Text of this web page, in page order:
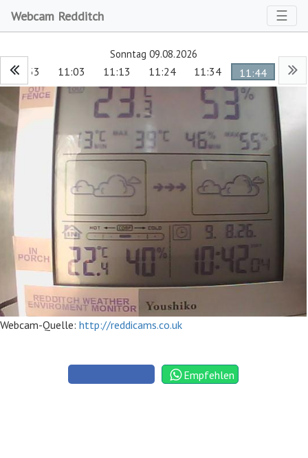
Webcam Redditch ☰
Sonntag 09.08.2026
10:53 11:03 11:13 11:24 11:34 11:44
Webcam-Quelle: http://reddicams.co.uk
Empfehlen